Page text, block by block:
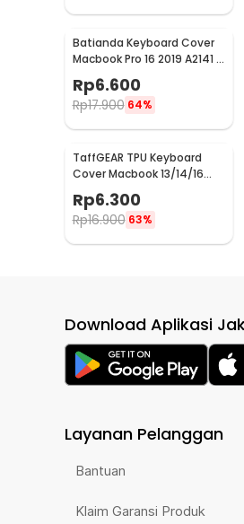
Batianda Keyboard Cover
Macbook Pro 16 2019 A2141 &
13 2020 A2289 - LK19
Rp6.600
Rp17.900 64%
TaffGEAR TPU Keyboard
Cover Macbook 13/14/16
Inch A2442 A2485 A2681 -
LK20
Rp6.300
Rp16.900 63%
Download Aplikasi
Layanan Pelanggan
Bantuan
Klaim Garansi Produk